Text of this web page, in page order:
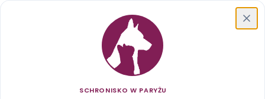
SCHRONISKO W PARYŻU
Schronisko w Paryżu